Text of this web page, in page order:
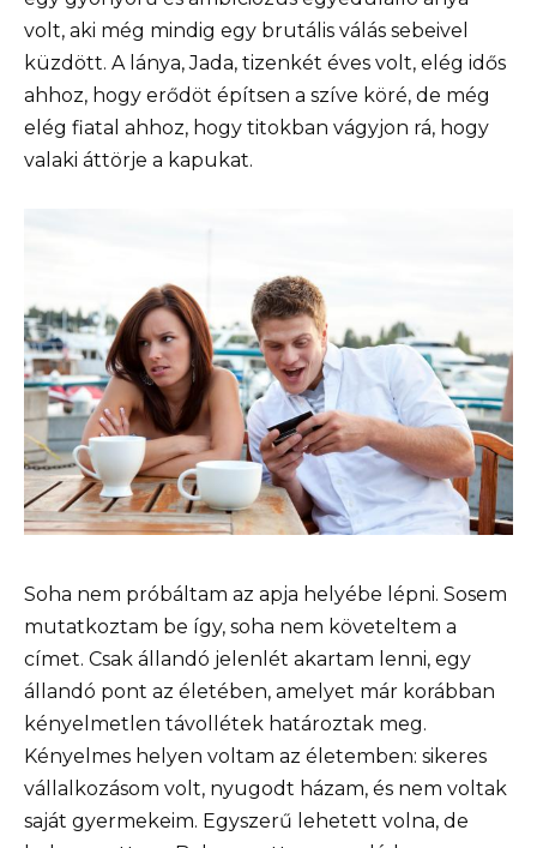
volt, aki még mindig egy brutális válás sebeivel
küzdött. A lánya, Jada, tizenkét éves volt, elég idős
ahhoz, hogy erődöt építsen a szíve köré, de még
elég fiatal ahhoz, hogy titokban vágyjon rá, hogy
valaki áttörje a kapukat.
Soha nem próbáltam az apja helyébe lépni. Sosem
mutatkoztam be így, soha nem követeltem a
címet. Csak állandó jelenlét akartam lenni, egy
állandó pont az életében, amelyet már korábban
kényelmetlen távollétek határoztak meg.
Kényelmes helyen voltam az életemben: sikeres
vállalkozásom volt, nyugodt házam, és nem voltak
saját gyermekeim. Egyszerű lehetett volna, de